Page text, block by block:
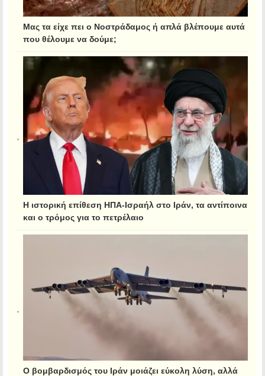
Μας τα είχε πει ο Νοστράδαμος ή απλά βλέπουμε αυτά
που θέλουμε να δούμε;
Η ιστορική επίθεση ΗΠΑ-Ισραήλ στο Ιράν, τα αντίποινα
και ο τρόμος για το πετρέλαιο
Ο βομβαρδισμός του Ιράν μοιάζει εύκολη λύση, αλλά